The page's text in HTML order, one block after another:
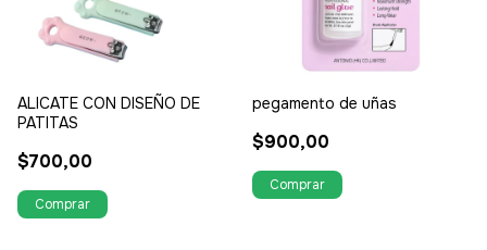
ALICATE CON DISEÑO DE
PATITAS
$700,00
pegamento de uñas
$900,00